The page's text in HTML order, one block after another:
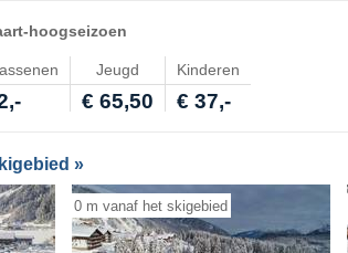
hoogseizoen
Jeugd Kinderen
€ 65,50 € 37,-
»
0 m vanaf het skigebied